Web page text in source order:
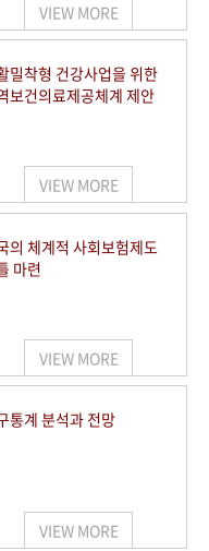
물 영상 기록물
VIEW MORE
밀착형 건강사업을 위한
보건의료제공체계 제안
VIEW MORE
의 체계적 사회보험제도
마련
VIEW MORE
통계 분석과 전망
VIEW MORE